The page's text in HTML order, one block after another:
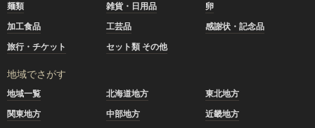
麺類
雑貨・日用品
卵
加工食品
工芸品
感謝状・記念品
旅行・チケット
セット類 その他
地域でさがす
地域一覧 北海道地方
東北地方
関東地方
中部地方
近畿地方